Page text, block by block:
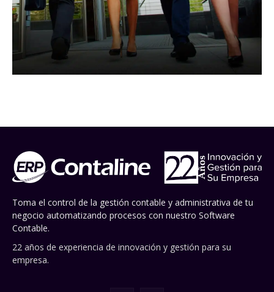
Toma el control de la gestión contable y administrativa de tu
negocio automatizando procesos con nuestro Software
Contable.
22 años de experiencia de innovación y gestión para su
empresa.